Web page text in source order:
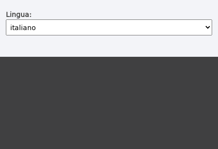
Lingua